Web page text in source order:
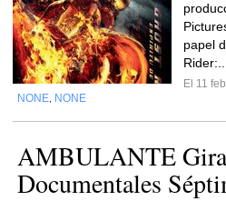
papel
Rider:...
El 11
NONE NONE
AMBULANTE
Documentales